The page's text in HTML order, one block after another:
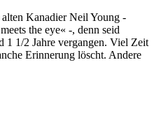
Kanadier Neil Young -
the eye« -, denn seid
1 1/2 Jahre vergangen. Viel Zeit
Erinnerung löscht. Andere